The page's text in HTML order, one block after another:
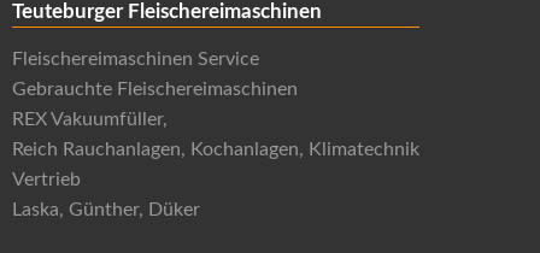
Teuteburger Fleischereimaschinen
Fleischereimaschinen Service
Gebrauchte Fleischereimaschinen
REX Vakuumfüller,
Reich Rauchanlagen, Kochanlagen, Klimatechnik
Vertrieb
Laska, Günther, Düker